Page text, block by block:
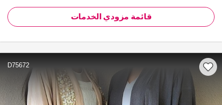
قائمة مزودي الخدمات
D75672